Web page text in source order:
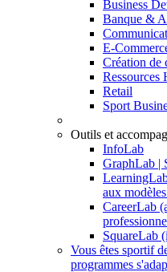
Business
Banque &
E-
Création de
Ressources
Retail
Sport
Outils et
InfoLab
GraphLab |
aux
CareerLab
SquareLab
Vous êtes sportif
programmes